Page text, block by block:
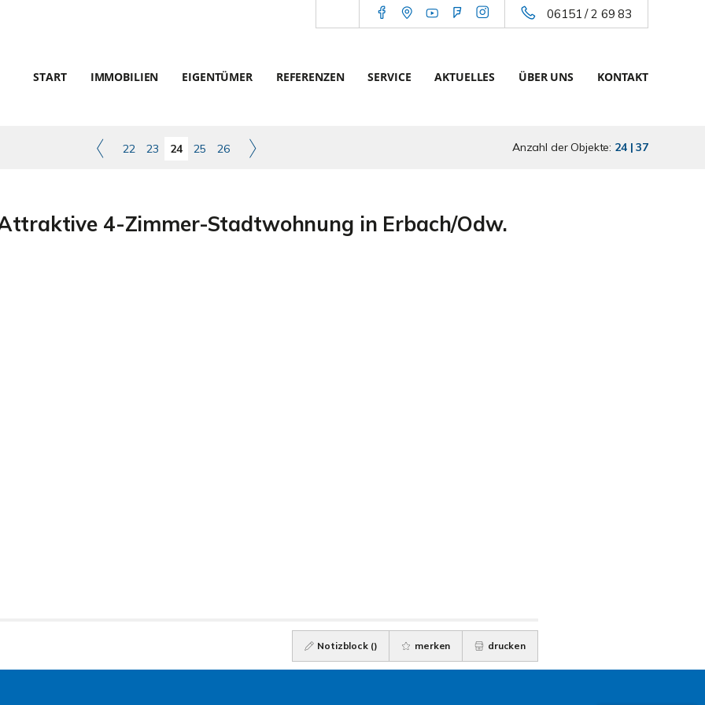
06151 / 2 69 83
START IMMOBILIEN EIGENTÜMER REFERENZEN SERVICE AKTUELLES ÜBER UNS KONTAKT
22 23 24 25 26 Anzahl der Objekte: 24 | 37
4-Zimmer-Stadtwohnung in Erbach/Odw.
Notizblock () merken drucken